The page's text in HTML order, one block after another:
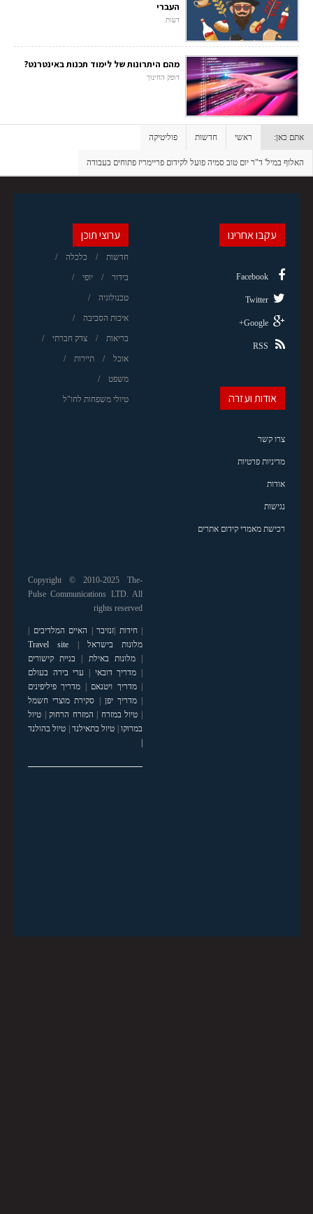
העברי
דעות
מהם היתרונות של לימוד תכנות באינטרנט?
דופק החינוך
אתם כאן: ראשי חדשות פוליטיקה
האלוף במיל' ד"ר יום טוב סמיה פועל לקידום פריימריז פתוחים בעבודה
ערוצי תוכן
חדשות כלכלה
בידור יופי
טכנולוגיה
איכות הסביבה
בריאות צדק חברתי
אוכל תיירות
משפט
טיולי משפחות לחו"ל
עקבו אחרינו
Facebook
Twitter
Google+
RSS
אודות ועזרה
צרו קשר
מדיניות פרטיות
אודות
נגישות
רכישת מאמרי קידום אתרים
Copyright © 2010-2025 The-
Pulse Communications LTD. All
rights reserved
|חידות |זנזיבר | האיים המלדיבים |
מלונות בישראל |
Travel site
|מלונות באילת | בניית קישורים
| מדריך דובאי | ערי בירה בעולם
|מדריך ויטנאם | מדריך פיליפינים
|מדריך יפן | סקירת מוצרי חשמל
| טיול במזרח | המזרח הרחוק| טיול
במרוקו| טיול בתאילנד| טיול בהולנד
|